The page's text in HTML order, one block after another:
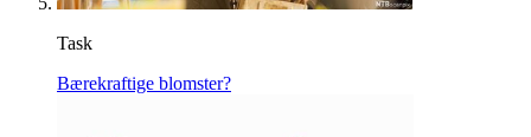
Task
Bærekraftige blomster?